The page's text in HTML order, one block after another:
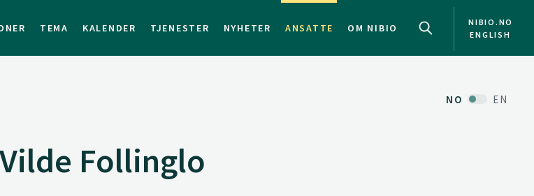
TEMA KALENDER TJENESTER NYHETER ANSATTE OM NIBIO
NIBIO.NO
ENGLISH
NO EN
Follinglo